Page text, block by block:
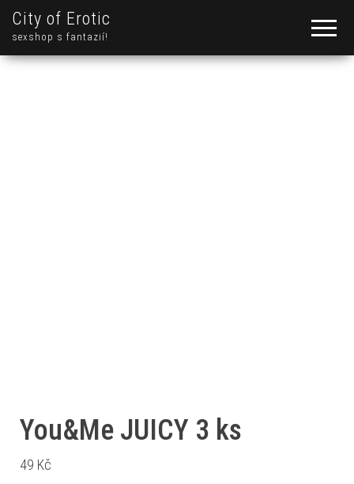
City of Erotic
sexshop s fantazií!
You&Me JUICY 3 ks
49 Kč